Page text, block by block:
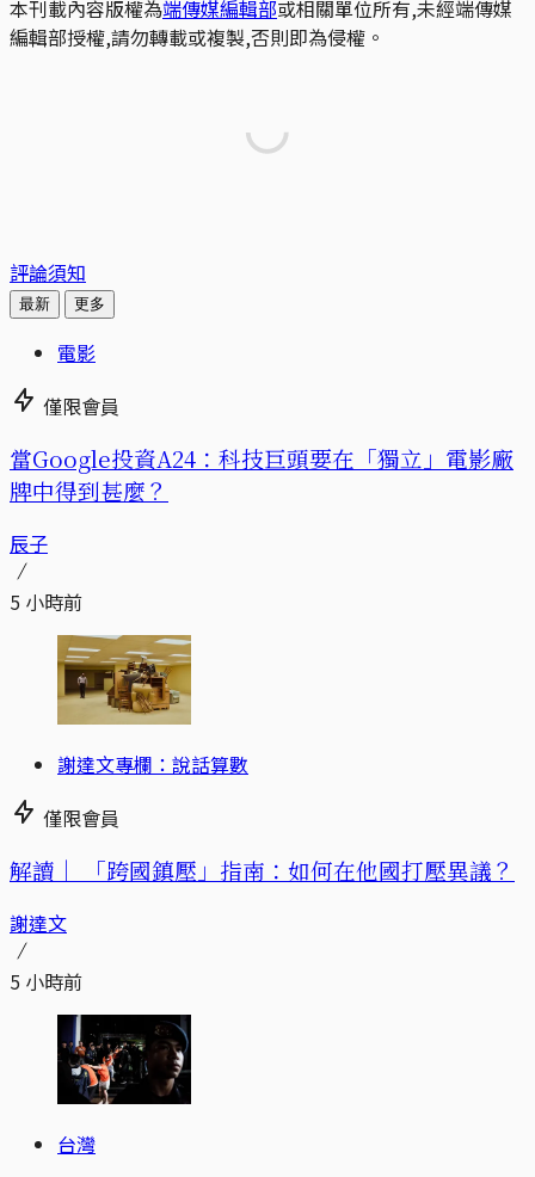
本刊載內容版權為端傳媒編輯部或相關單位所有,未經端傳媒
編輯部授權,請勿轉載或複製,否則即為侵權。
評論須知
最新 更多
電影
僅限會員
當Google投資A24：科技巨頭要在「獨立」電影廠
牌中得到甚麼？
辰子
5 小時前
謝達文專欄：說話算數
僅限會員
解讀｜ 「跨國鎮壓」指南：如何在他國打壓異議？
謝達文
5 小時前
台灣